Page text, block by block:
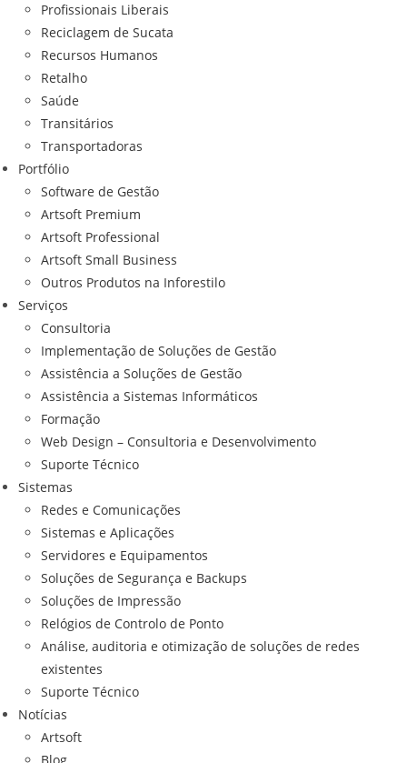
Profissionais Liberais
Reciclagem de Sucata
Recursos Humanos
Retalho
Saúde
Transitários
Transportadoras
Portfólio
Software de Gestão
Artsoft Premium
Artsoft Professional
Artsoft Small Business
Outros Produtos na Inforestilo
Serviços
Consultoria
Implementação de Soluções de Gestão
Assistência a Soluções de Gestão
Assistência a Sistemas Informáticos
Formação
Web Design – Consultoria e Desenvolvimento
Suporte Técnico
Sistemas
Redes e Comunicações
Sistemas e Aplicações
Servidores e Equipamentos
Soluções de Segurança e Backups
Soluções de Impressão
Relógios de Controlo de Ponto
Análise, auditoria e otimização de soluções de redes
existentes
Suporte Técnico
Notícias
Artsoft